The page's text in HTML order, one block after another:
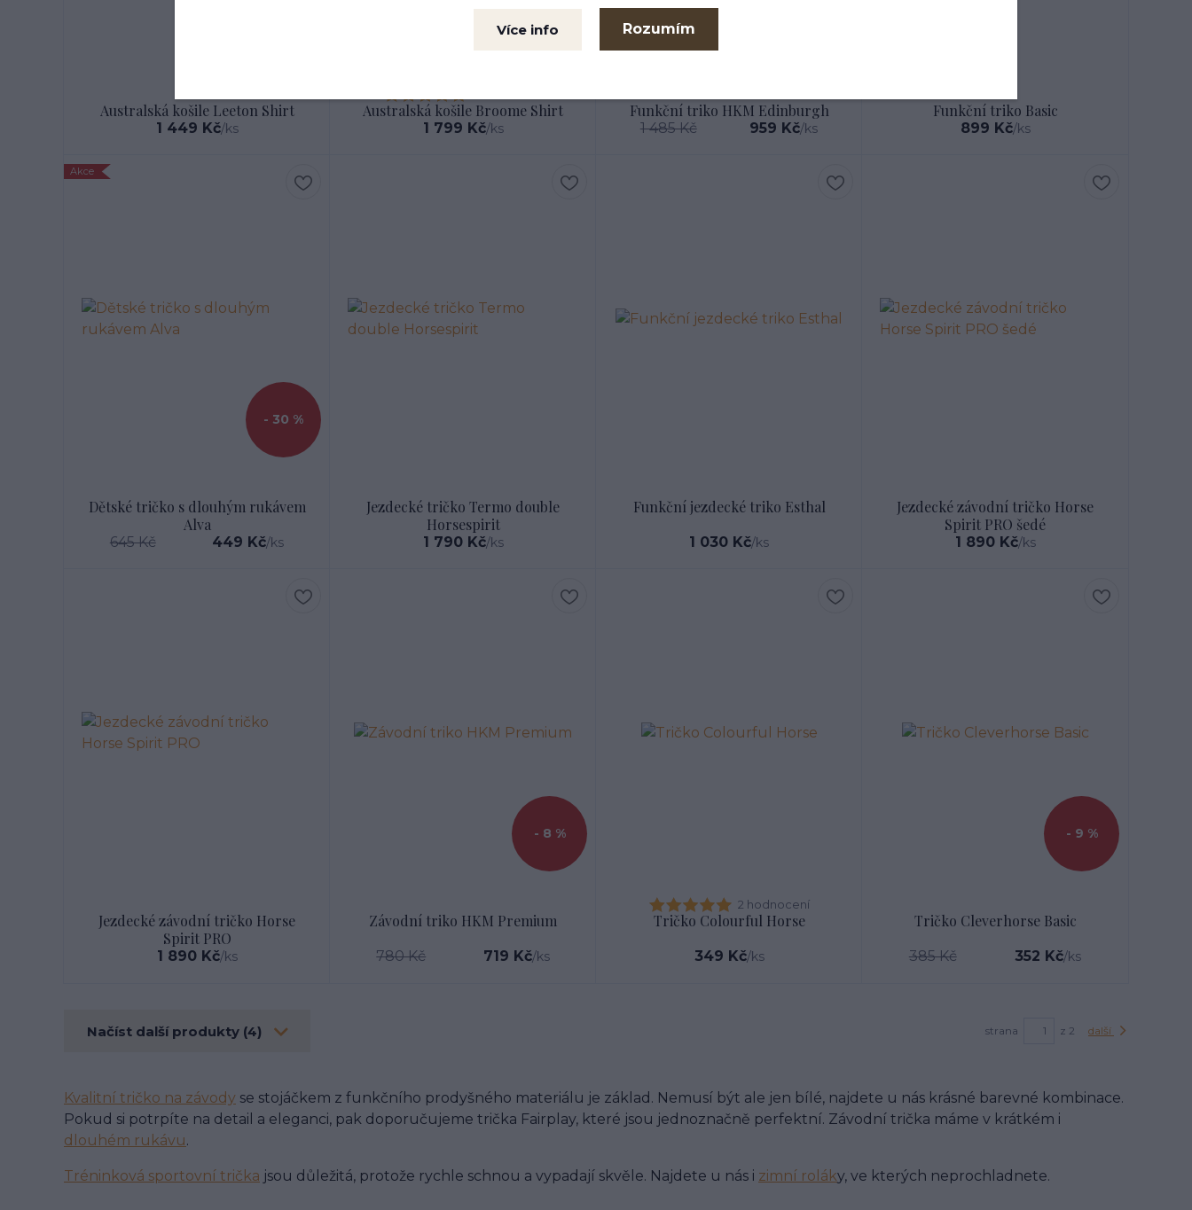
Australská košile Leeton Shirt
1 449 Kč/ks
Australská košile Broome Shirt
1 799 Kč/ks
Funkční triko HKM Edinburgh
1 485 Kč 959 Kč/ks
Funkční triko Basic
899 Kč/ks
Akce
- 30 %
Dětské tričko s dlouhým rukávem
Alva
645 Kč 449 Kč/ks
Jezdecké tričko Termo double
Horsespirit
1 790 Kč/ks
Funkční jezdecké triko Esthal
1 030 Kč/ks
Jezdecké závodní tričko Horse
Spirit PRO šedé
1 890 Kč/ks
Jezdecké závodní tričko Horse
Spirit PRO
1 890 Kč/ks
- 8 %
Závodní triko HKM Premium
780 Kč 719 Kč/ks
2 hodnocení
Tričko Colourful Horse
349 Kč/ks
- 9 %
Tričko Cleverhorse Basic
385 Kč 352 Kč/ks
Načíst další produkty (4) strana z 2 další
Kvalitní tričko na závody se stojáčkem z funkčního prodyšného materiálu je základ. Nemusí být ale jen bílé, najdete u nás krásné barevné kombinace.
Pokud si potrpíte na detail a eleganci, pak doporučujeme trička Fairplay, které jsou jednoznačně perfektní. Závodní trička máme v krátkém i
dlouhém rukávu.
Tréninková sportovní trička jsou důležitá, protože rychle schnou a vypadají skvěle. Najdete u nás i zimní roláky, ve kterých neprochladnete.
Více info Rozumím